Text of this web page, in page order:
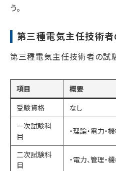
う。
第三種電気主任技術
第三種電気主任技術者の試
項目
概要
受験資格
なし
一次試験科
目
・理論・電力・
二次試験科
目
・電力、管理・